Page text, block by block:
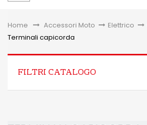
Home &gt;Accessori Moto > Elettrico >
Terminali capicorda
FILTRI CATALOGO